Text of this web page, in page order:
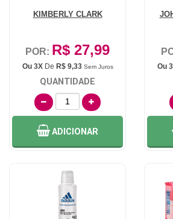
KIMBERLY CLARK
POR: R$ 27,99
Ou 3XDe R$ 9,33 Sem Juros
QUANTIDADE
ADICIONAR
Ou